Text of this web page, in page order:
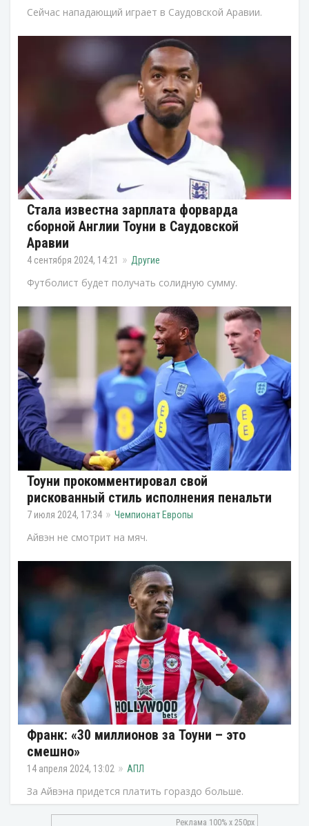
Сейчас нападающий играет в Саудовской Аравии.
Стала известна зарплата форварда
сборной Англии Тоуни в Саудовской
Аравии
4 сентября 2024, 14:21 Другие
Футболист будет получать солидную сумму.
Тоуни прокомментировал свой
рискованный стиль исполнения пенальти
7 июля 2024, 17:34 Чемпионат Европы
Айвэн не смотрит на мяч.
Франк: «30 миллионов за Тоуни – это
смешно»
14 апреля 2024, 13:02 АПЛ
За Айвэна придется платить гораздо больше.